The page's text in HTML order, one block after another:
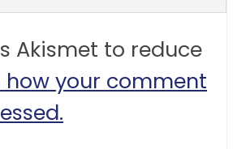
Akismet to reduce
how your comment